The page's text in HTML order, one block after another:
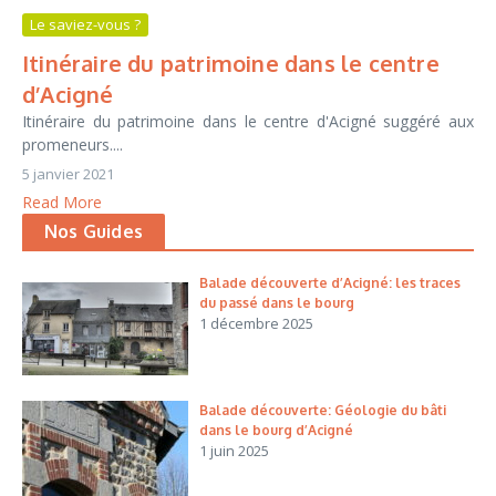
Le saviez-vous ?
Itinéraire du patrimoine dans le centre
d’Acigné
Itinéraire du patrimoine dans le centre d'Acigné suggéré aux
promeneurs....
5 janvier 2021
Read More
Nos Guides
Balade découverte d’Acigné: les traces
du passé dans le bourg
1 décembre 2025
Balade découverte: Géologie du bâti
dans le bourg d’Acigné
1 juin 2025